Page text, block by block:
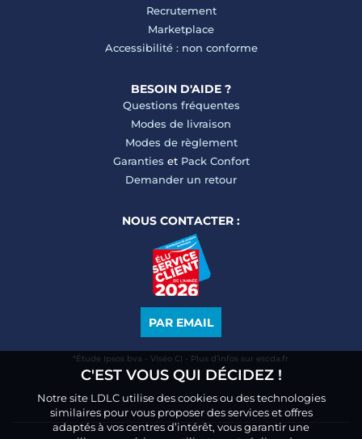
Recrutement
Marketplace
Accessibilité : non conforme
BESOIN D'AIDE ?
Questions fréquentes
Modes de livraison
Modes de règlement
Garanties et Pack Confort
Demander un retour
NOUS CONTACTER :
PAR EMAIL
*Étude Ipsos bva - Viséo CI - Plus d’infos sur escda.fr
C'EST VOUS QUI DÉCIDEZ !
Notre site LDLC utilise des cookies ou des technologies
similaires pour vous proposer des services et offres
adaptés à vos centres d’intérêt, vous garantir une